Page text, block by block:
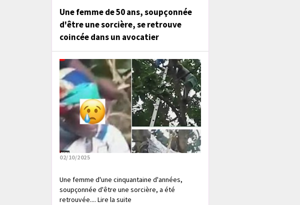
Une femme de 50 ans, soupçonnée
d'être une sorcière, se retrouve
coincée dans un avocatier
02/10/2025
Une femme d'une cinquantaine d'années,
soupçonnée d'être une sorcière, a été
retrouvée.... Lire la suite